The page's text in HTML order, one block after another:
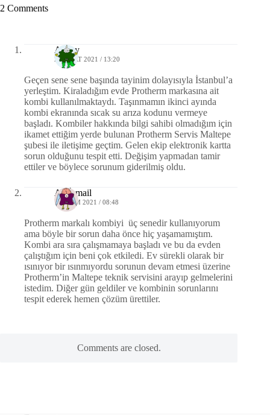
2 Comments
Atalay
20 MART 2021 / 13:20
Geçen sene sene başında tayinim dolayısıyla İstanbul’a
yerleştim. Kiraladığım evde Protherm markasına ait
kombi kullanılmaktaydı. Taşınmamın ikinci ayında
kombi ekranında sıcak su arıza kodunu vermeye
başladı. Kombiler hakkında bilgi sahibi olmadığım için
ikamet ettiğim yerde bulunan Protherm Servis Maltepe
şubesi ile iletişime geçtim. Gelen ekip elektronik kartta
sorun olduğunu tespit etti. Değişim yapmadan tamir
ettiler ve böylece sorunum giderilmiş oldu.
Ali İsmail
12 EKIM 2021 / 08:48
Protherm markalı kombiyi üç senedir kullanıyorum
ama böyle bir sorun daha önce hiç yaşamamıştım.
Kombi ara sıra çalışmamaya başladı ve bu da evden
çalıştığım için beni çok etkiledi. Ev sürekli olarak bir
ısınıyor bir ısınmıyordu sorunun devam etmesi üzerine
Protherm’in Maltepe teknik servisini arayıp gelmelerini
istedim. Diğer gün geldiler ve kombinin sorunlarını
tespit ederek hemen çözüm ürettiler.
Comments are closed.